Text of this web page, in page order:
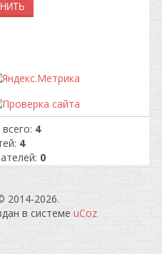
4
4
0
2014-2026.
в системе uCoz